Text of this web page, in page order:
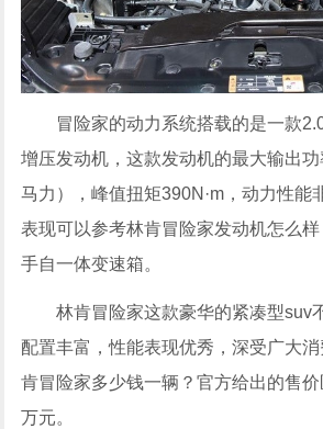
冒险家的动力系统搭载的是一款
增压发动机，这款发动机的最大输出
马力），峰值扭矩390N·m，动力性能
表现可以参考林肯冒险家发动机怎么
手自一体变速箱。
林肯冒险家这款豪华的紧凑型suv
配置丰富，性能表现优秀，深受广大
肯冒险家多少钱一辆？官方给出的售
万元。